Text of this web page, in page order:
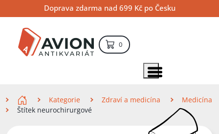
na
obsah
na
navigaci
na
vyhledávání
Doprava zdarma nad 699 Kč po Česku
0položek – košík
Zobrazit položky menu
Kategorie Zdraví a medicína
Medicína
Štítek neurochirurgové